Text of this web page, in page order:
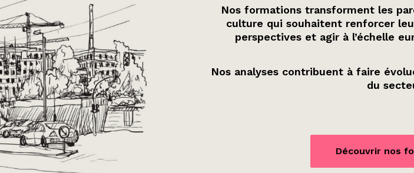
Nos formations transforment les
culture qui souhaitent renforcer
perspectives et agir à l’échelle
Nos analyses contribuent à faire
du
Découvrir nos